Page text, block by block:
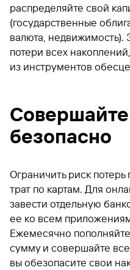
распределяйте свой
(государственные
валюта, недвижимость).
потери всех
из инструментов
безопасно
Ограничить риск
трат по картам. Для
завести отдельную
ее ко всем
Ежемесячно
сумму и совершайте все
вы обезопасите свои